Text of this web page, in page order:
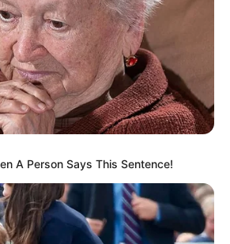
A Person Says This Sentence!